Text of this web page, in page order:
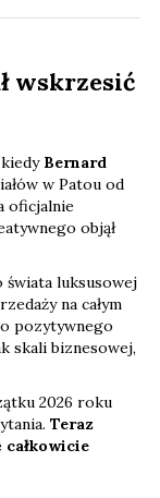
wskrzesić
Bernard
w Patou od
oficjalnie
objął
luksusowej
na całym
pozytywnego
skali biznesowej,
2026 roku
Teraz
całkowicie